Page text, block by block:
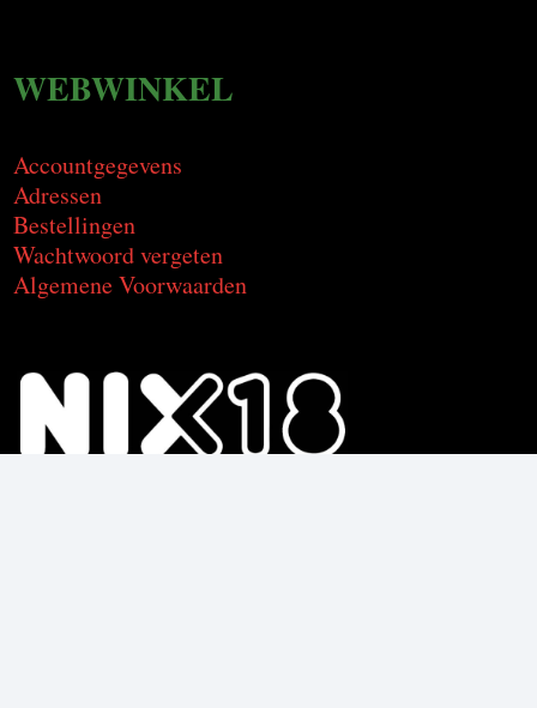
WEBWINKEL
Accountgegevens
Adressen
Bestellingen
Wachtwoord vergeten
Algemene Voorwaarden